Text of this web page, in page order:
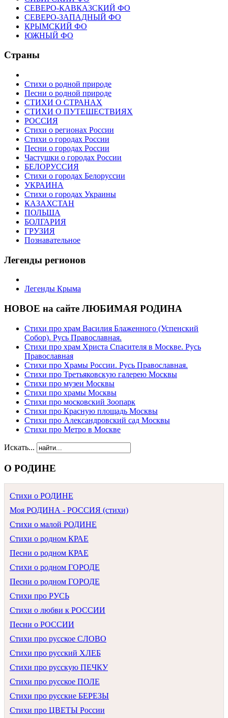
СЕВЕРО-КАВКАЗСКИЙ ФО
СЕВЕРО-ЗАПАДНЫЙ ФО
КРЫМСКИЙ ФО
ЮЖНЫЙ ФО
Страны
Стихи о родной природе
Песни о родной природе
СТИХИ О СТРАНАХ
СТИХИ О ПУТЕШЕСТВИЯХ
РОССИЯ
Стихи о регионах России
Стихи о городах России
Песни о городах России
Частушки о городах России
БЕЛОРУССИЯ
Стихи о городах Белоруссии
УКРАИНА
Стихи о городах Украины
КАЗАХСТАН
ПОЛЬША
БОЛГАРИЯ
ГРУЗИЯ
Познавательное
Легенды регионов
Легенды Крыма
НОВОЕ на сайте ЛЮБИМАЯ РОДИНА
Стихи про храм Василия Блаженного (Успенский
Собор). Русь Православная.
Стихи про храм Христа Спасителя в Москве. Русь
Православная
Стихи про Храмы России. Русь Православная.
Стихи про Третьяковскую галерею Москвы
Стихи про музеи Москвы
Стихи про храмы Москвы
Стихи про московский Зоопарк
Стихи про Красную площадь Москвы
Стихи про Александровский сад Москвы
Стихи про Метро в Москве
Искать...
О РОДИНЕ
Стихи о РОДИНЕ
Моя РОДИНА - РОССИЯ (стихи)
Стихи о малой РОДИНЕ
Стихи о родном КРАЕ
Песни о родном КРАЕ
Стихи о родном ГОРОДЕ
Песни о родном ГОРОДЕ
Стихи про РУСЬ
Стихи о любви к РОССИИ
Песни о РОССИИ
Стихи про русское СЛОВО
Стихи про русский ХЛЕБ
Стихи про русскую ПЕЧКУ
Стихи про русское ПОЛЕ
Стихи про русские БЕРЕЗЫ
Стихи про ЦВЕТЫ России